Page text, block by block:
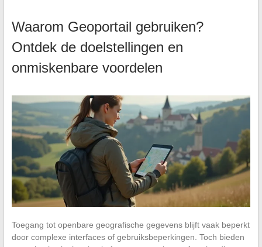
Waarom Geoportail gebruiken?
Ontdek de doelstellingen en
onmiskenbare voordelen
Toegang tot openbare geografische gegevens blijft vaak beperkt
door complexe interfaces of gebruiksbeperkingen. Toch bieden